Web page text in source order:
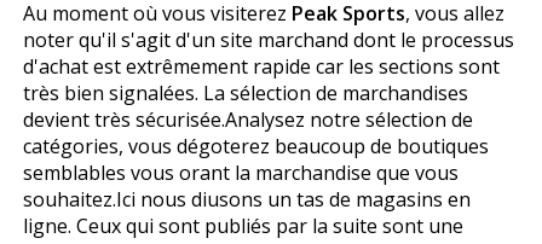
Au moment où vous visiterez Peak Sports, vous allez
noter qu'il s'agit d'un site marchand dont le processus
d'achat est extrêmement rapide car les sections sont
très bien signalées. La sélection de marchandises
devient très sécurisée.Analysez notre sélection de
catégories, vous dégoterez beaucoup de boutiques
semblables vous offrant la marchandise que vous
souhaitez.Ici nous diffusons un tas de magasins en
ligne. Ceux qui sont publiés par la suite sont une